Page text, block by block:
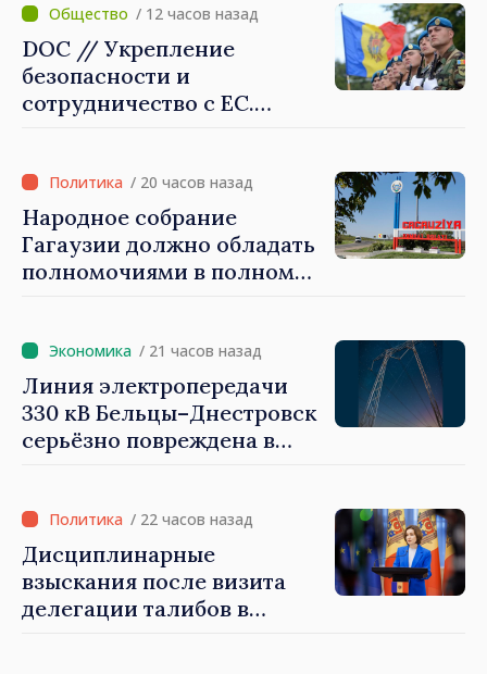
которые будут их
защищать»
/ 12 часов назад
DOC // Укрепление
безопасности и
сотрудничество с ЕС.
обороны на 2024–2034 годы
опубликована в Monitorul
Oficial
/ 20 часов назад
Народное собрание
Гагаузии должно обладать
полномочиями в полном
быть свободными и
честными»
/ 21 часов назад
Линия электропередачи
330 кВ Бельцы–Днестровск
серьёзно повреждена в
/ 22 часов назад
Дисциплинарные
взыскания после визита
делегации талибов в